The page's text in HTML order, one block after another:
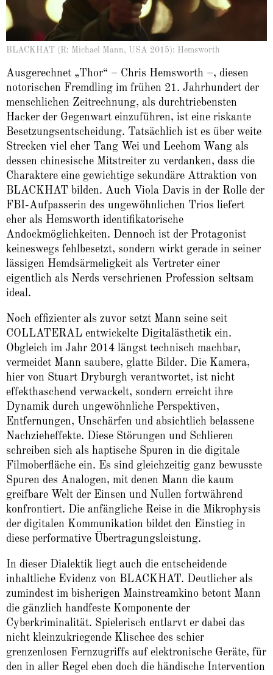
BLACKHAT (R: Michael Mann, USA 2015): Hemsworth
Ausgerechnet „Thor“ – Chris Hemsworth –, diesen
notorischen Fremdling im frühen 21. Jahrhundert der
menschlichen Zeitrechnung, als durchtriebensten
Hacker der Gegenwart einzuführen, ist eine riskante
Besetzungsentscheidung. Tatsächlich ist es über weite
Strecken viel eher Tang Wei und Leehom Wang als
dessen chinesische Mitstreiter zu verdanken, dass die
Charaktere eine gewichtige sekundäre Attraktion von
BLACKHAT bilden. Auch Viola Davis in der Rolle der
FBI-Aufpasserin des ungewöhnlichen Trios liefert
eher als Hemsworth identifikatorische
Andockmöglichkeiten. Dennoch ist der Protagonist
keineswegs fehlbesetzt, sondern wirkt gerade in seiner
lässigen Hemdsärmeligkeit als Vertreter einer
eigentlich als Nerds verschrienen Profession seltsam
ideal.
Noch effizienter als zuvor setzt Mann seine seit
COLLATERAL entwickelte Digitalästhetik ein.
Obgleich im Jahr 2014 längst technisch machbar,
vermeidet Mann saubere, glatte Bilder. Die Kamera,
hier von Stuart Dryburgh verantwortet, ist nicht
effekthaschend verwackelt, sondern erreicht ihre
Dynamik durch ungewöhnliche Perspektiven,
Entfernungen, Unschärfen und absichtlich belassene
Nachzieheffekte. Diese Störungen und Schlieren
schreiben sich als haptische Spuren in die digitale
Filmoberfläche ein. Es sind gleichzeitig ganz bewusste
Spuren des Analogen, mit denen Mann die kaum
greifbare Welt der Einsen und Nullen fortwährend
konfrontiert. Die anfängliche Reise in die Mikrophysis
der digitalen Kommunikation bildet den Einstieg in
diese performative Übertragungsleistung.
In dieser Dialektik liegt auch die entscheidende
inhaltliche Evidenz von BLACKHAT. Deutlicher als
zumindest im bisherigen Mainstreamkino betont Mann
die gänzlich handfeste Komponente der
Cyberkriminalität. Spielerisch entlarvt er dabei das
nicht kleinzukriegende Klischee des schier
grenzenlosen Fernzugriffs auf elektronische Geräte, für
den in aller Regel eben doch die händische Intervention